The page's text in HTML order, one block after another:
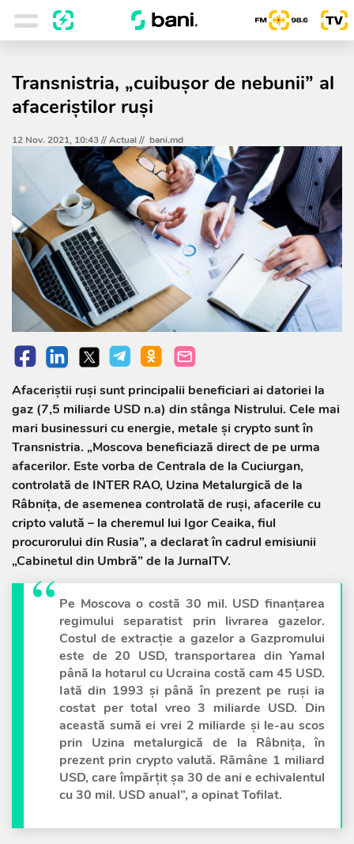
Transnistria, „cuibușor de nebunii” al
afaceriștilor ruși
12 Nov. 2021, 10:43 //Actual// bani.md
Afaceriștii ruși sunt principalii beneficiari ai datoriei la
gaz (7,5 miliarde USD n.a) din stânga Nistrului. Cele mai
mari businessuri cu energie, metale și crypto sunt în
Transnistria. „Moscova beneficiază direct de pe urma
afacerilor. Este vorba de Centrala de la Cuciurgan,
controlată de INTER RAO, Uzina Metalurgică de la
Râbnița, de asemenea controlată de ruși, afacerile cu
cripto valută – la cheremul lui Igor Ceaika, fiul
procurorului din Rusia”, a declarat în cadrul emisiunii
„Cabinetul din Umbră” de la JurnalTV.
Pe Moscova o costă 30 mil. USD finanțarea
regimului separatist prin livrarea gazelor.
Costul de extracție a gazelor a Gazpromului
este de 20 USD, transportarea din Yamal
până la hotarul cu Ucraina costă cam 45 USD.
Iată din 1993 și până în prezent pe ruși ia
costat per total vreo 3 miliarde USD. Din
această sumă ei vrei 2 miliarde și le-au scos
prin Uzina metalurgică de la Râbnița, în
prezent prin crypto valută. Rămâne 1 miliard
USD, care împărțit șa 30 de ani e echivalentul
cu 30 mil. USD anual”, a opinat Tofilat.